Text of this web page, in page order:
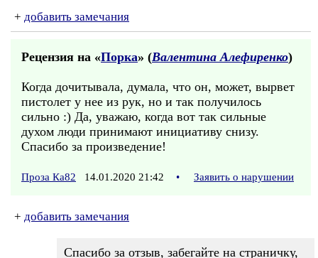
+ добавить замечания
Рецензия на «Порка» (Валентина Алефиренко)
Когда дочитывала, думала, что он, может, вырвет
пистолет у нее из рук, но и так получилось
сильно :) Да, уважаю, когда вот так сильные
духом люди принимают инициативу снизу.
Спасибо за произведение!
Проза Ка82 14.01.2020 21:42 • Заявить о нарушении
+ добавить замечания
Спасибо за отзыв, забегайте на страничку,